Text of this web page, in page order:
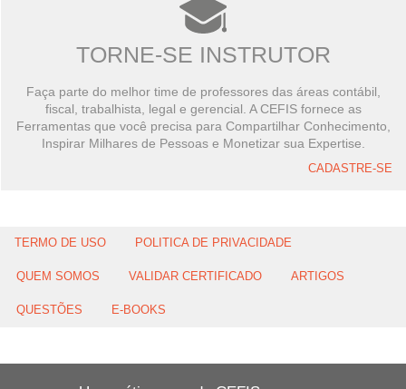
TORNE-SE INSTRUTOR
Faça parte do melhor time de professores das áreas contábil,
fiscal, trabalhista, legal e gerencial. A CEFIS fornece as
Ferramentas que você precisa para Compartilhar Conhecimento,
Inspirar Milhares de Pessoas e Monetizar sua Expertise.
CADASTRE-SE
TERMO DE USO POLITICA DE PRIVACIDADE
QUEM SOMOS VALIDAR CERTIFICADO ARTIGOS
QUESTÕES E-BOOKS